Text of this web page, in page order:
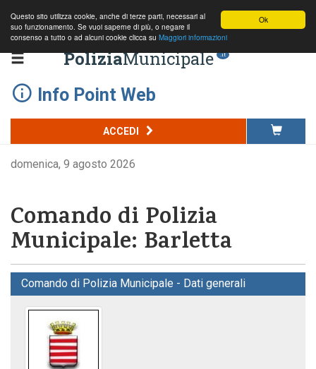
Ok
Questo sito utilizza cookie, anche di terze parti, necessari al
suo funzionamento. Se vuoi saperne di più, o negare il
consenso a tutto o ad alcuni cookie clicca su Maggiori informazioni
PoliziaMunicipale .it
Info Point Web
ACCEDI
domenica, 9 agosto 2026
Comando di Polizia
Municipale: Barletta
Comando di Polizia Municipale - Dati generali